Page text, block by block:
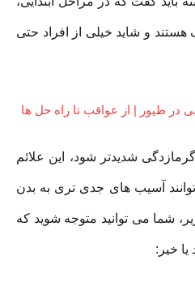
هستند و شاید خیلی از افراد حتی
در طیور | از عواقب تا راه حل ها
شدیدتر شود، این علائم
آسیب های جدی تری به بدن
شما می توانید متوجه شوید که
یا خیر: